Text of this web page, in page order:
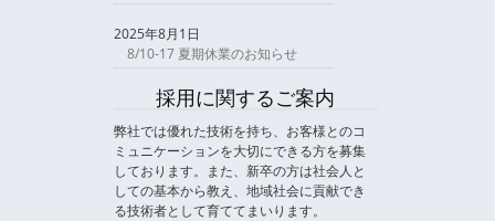
2025年8月1日
8/10-17 夏期休業のお知らせ
採用に関するご案内
弊社では優れた技術を持ち、お客様とのコ
ミュニケーションを大切にできる方を募集
しております。また、新卒の方は社会人と
しての基本から教え、地域社会に貢献でき
る技術者として育ててまいります。